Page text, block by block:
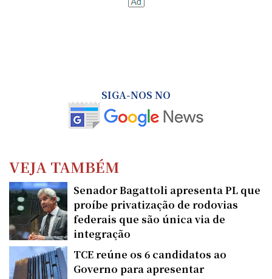
SIGA-NOS NO
VEJA TAMBÉM
Senador Bagattoli apresenta PL que
proíbe privatização de rodovias
federais que são única via de
integração
TCE reúne os 6 candidatos ao
Governo para apresentar